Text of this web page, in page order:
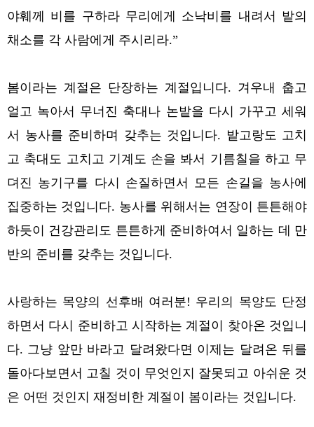
야훼께 비를 구하라 무리에게 소낙비를 내려서 밭의
채소를 각 사람에게 주시리라.”
봄이라는 계절은 단장하는 계절입니다. 겨우내 춥고
얼고 녹아서 무너진 축대나 논밭을 다시 가꾸고 세워
서 농사를 준비하며 갖추는 것입니다. 밭고랑도 고치
고 축대도 고치고 기계도 손을 봐서 기름칠을 하고 무
뎌진 농기구를 다시 손질하면서 모든 손길을 농사에
집중하는 것입니다. 농사를 위해서는 연장이 튼튼해야
하듯이 건강관리도 튼튼하게 준비하여서 일하는 데 만
반의 준비를 갖추는 것입니다.
사랑하는 목양의 선후배 여러분! 우리의 목양도 단정
하면서 다시 준비하고 시작하는 계절이 찾아온 것입니
다. 그냥 앞만 바라고 달려왔다면 이제는 달려온 뒤를
돌아다보면서 고칠 것이 무엇인지 잘못되고 아쉬운 것
은 어떤 것인지 재정비한 계절이 봄이라는 것입니다.